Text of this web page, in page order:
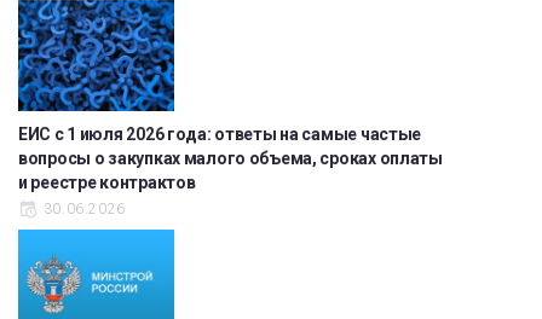
ЕИС с 1 июля 2026 года: ответы на самые частые
вопросы о закупках малого объема, сроках оплаты
и реестре контрактов
30.06.2026